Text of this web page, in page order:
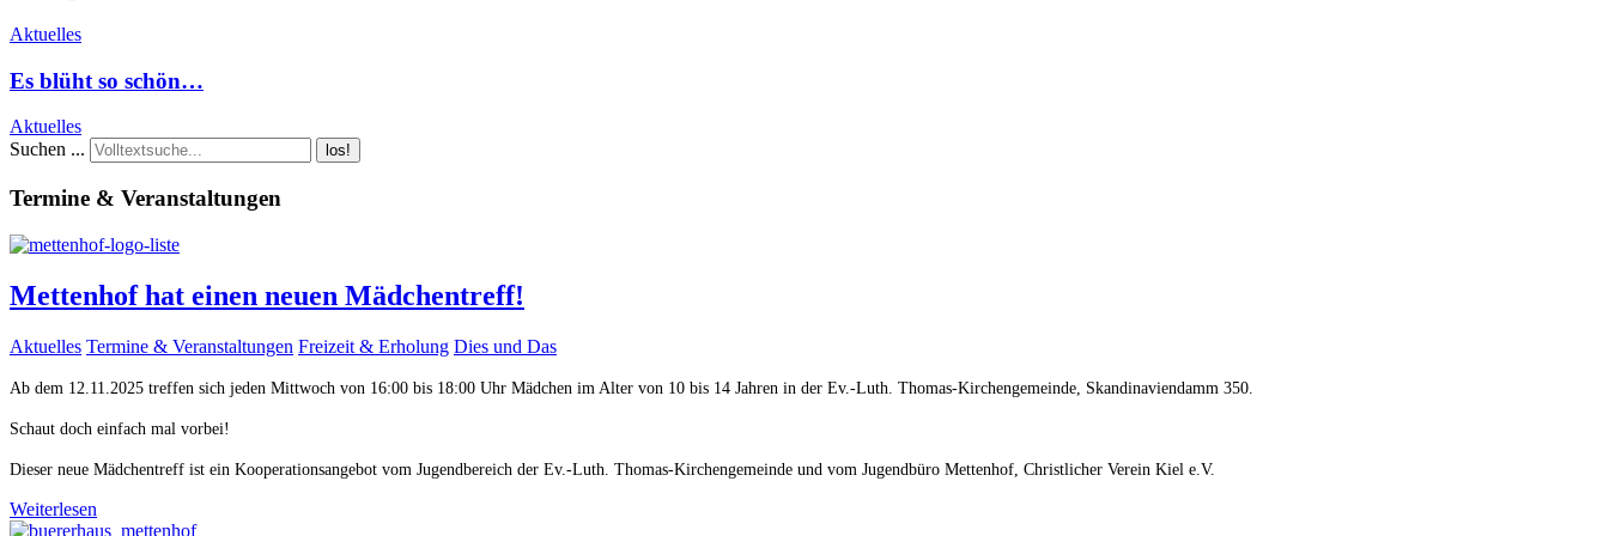
Aktuelles
Es blüht so schön…
Aktuelles
Suchen ...
los!
Termine & Veranstaltungen
Mettenhof hat einen neuen Mädchentreff!
Aktuelles Termine & Veranstaltungen Freizeit & Erholung Dies und Das
Ab dem 12.11.2025 treffen sich jeden Mittwoch von 16:00 bis 18:00 Uhr Mädchen im Alter von 10 bis 14 Jahren in der Ev.-Luth. Thomas-Kirchengemeinde, Skandinaviendamm 350.
Schaut doch einfach mal vorbei!
Dieser neue Mädchentreff ist ein Kooperationsangebot vom Jugendbereich der Ev.-Luth. Thomas-Kirchengemeinde und vom Jugendbüro Mettenhof, Christlicher Verein Kiel e.V.
Weiterlesen